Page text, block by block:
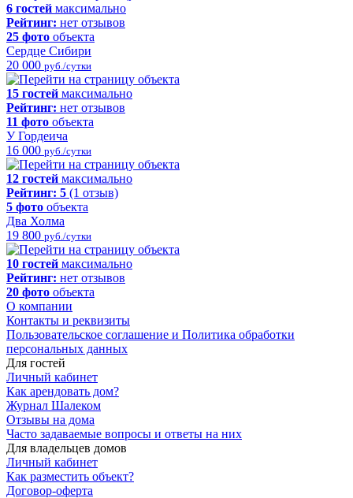
6 гостей максимально
Рейтинг: нет отзывов
25 фото объекта
Сердце Сибири
20 000 руб./сутки
15 гостей максимально
Рейтинг: нет отзывов
11 фото объекта
У Гордеича
16 000 руб./сутки
12 гостей максимально
Рейтинг: 5 (1 отзыв)
5 фото объекта
Два Холма
19 800 руб./сутки
10 гостей максимально
Рейтинг: нет отзывов
20 фото объекта
О компании
Контакты и реквизиты
Пользовательское соглашение и Политика обработки
персональных данных
Для гостей
Личный кабинет
Как арендовать дом?
Журнал Шалеком
Отзывы на дома
Часто задаваемые вопросы и ответы на них
Для владельцев домов
Личный кабинет
Как разместить объект?
Договор-оферта